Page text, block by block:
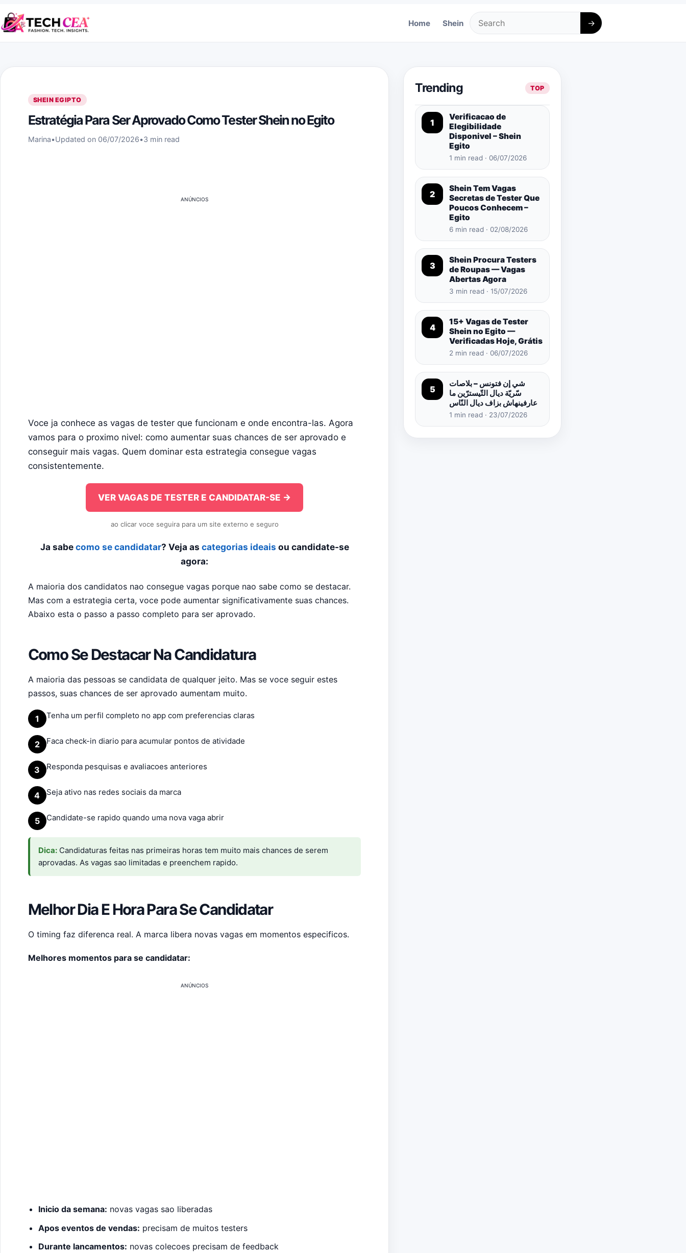
Skip to content
Home Shein
Search
→
SHEIN EGIPTO
Estratégia Para Ser Aprovado Como Tester Shein no Egito
Marina•Updated on 06/07/2026•3 min read
ANÚNCIOS
Voce ja conhece as vagas de tester que funcionam e onde encontra-las. Agora
vamos para o proximo nivel: como aumentar suas chances de ser aprovado e
conseguir mais vagas. Quem dominar esta estrategia consegue vagas
consistentemente.
VER VAGAS DE TESTER E CANDIDATAR-SE →
ao clicar voce seguira para um site externo e seguro
Ja sabecomo se candidatar? Veja as categorias ideais ou candidate-se
agora:
A maioria dos candidatos nao consegue vagas porque nao sabe como se destacar.
Mas com a estrategia certa, voce pode aumentar significativamente suas chances.
Abaixo esta o passo a passo completo para ser aprovado.
Como Se Destacar Na Candidatura
A maioria das pessoas se candidata de qualquer jeito. Mas se voce seguir estes
passos, suas chances de ser aprovado aumentam muito.
1 Tenha um perfil completo no app com preferencias claras
2 Faca check-in diario para acumular pontos de atividade
3 Responda pesquisas e avaliacoes anteriores
4 Seja ativo nas redes sociais da marca
5 Candidate-se rapido quando uma nova vaga abrir
Dica:Candidaturas feitas nas primeiras horas tem muito mais chances de serem
aprovadas. As vagas sao limitadas e preenchem rapido.
Melhor Dia E Hora Para Se Candidatar
O timing faz diferenca real. A marca libera novas vagas em momentos especificos.
Melhores momentos para se candidatar:
ANÚNCIOS
Inicio da semana: novas vagas sao liberadas
Apos eventos de vendas: precisam de muitos testers
Durante lancamentos: novas colecoes precisam de feedback
Trending TOP
1
Verificacao de
Elegibilidade
Disponivel – Shein
Egito
1 min read · 06/07/2026
2
Shein Tem Vagas
Secretas de Tester Que
Poucos Conhecem –
Egito
6 min read · 02/08/2026
3
Shein Procura Testers
de Roupas — Vagas
Abertas Agora
3 min read · 15/07/2026
4
15+ Vagas de Tester
Shein no Egito —
Verificadas Hoje, Grátis
2 min read · 06/07/2026
5
شي إن فتونس – بلاصات
سّريّة ديال التّيسترّين ما
عارفينهاش بزاف ديال النّاس
1 min read · 23/07/2026